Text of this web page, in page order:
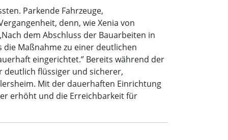
Parkende Fahrzeuge,
denn, wie Xenia von
dem Abschluss der Bauarbeiten in
Maßnahme zu einer deutlichen
eingerichtet.” Bereits während der
deutlich flüssiger und sicherer,
Mit der dauerhaften Einrichtung
erhöht und die Erreichbarkeit für